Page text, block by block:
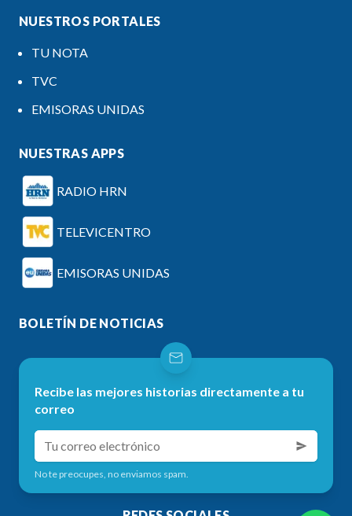
NUESTROS PORTALES
TU NOTA
TVC
EMISORAS UNIDAS
NUESTRAS APPS
RADIO HRN
TELEVICENTRO
EMISORAS UNIDAS
BOLETÍN DE NOTICIAS
Recibe las mejores historias directamente a tu
correo
No te preocupes, no enviamos spam.